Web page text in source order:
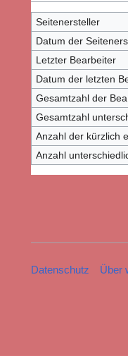
Seitenersteller
Datum der
Letzter Bearbeiter
Datum der letzten
Gesamtzahl der
Gesamtzahl
Anzahl der kürzlich
Anzahl
Datenschutz Über